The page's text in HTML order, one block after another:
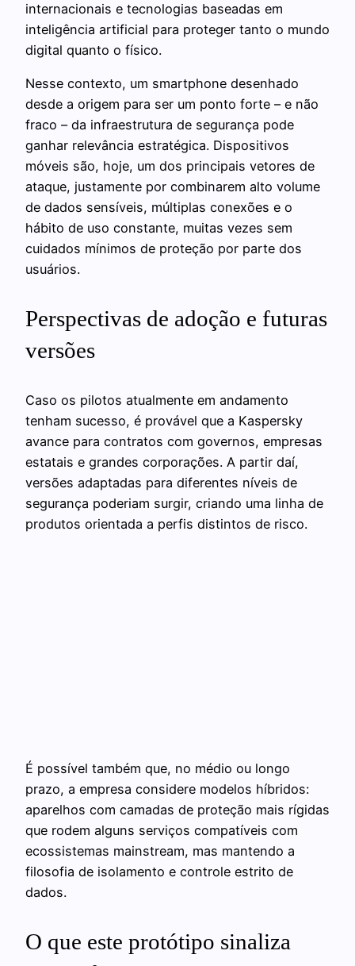
internacionais e tecnologias baseadas em
inteligência artificial para proteger tanto o mundo
digital quanto o físico.
Nesse contexto, um smartphone desenhado
desde a origem para ser um ponto forte – e não
fraco – da infraestrutura de segurança pode
ganhar relevância estratégica. Dispositivos
móveis são, hoje, um dos principais vetores de
ataque, justamente por combinarem alto volume
de dados sensíveis, múltiplas conexões e o
hábito de uso constante, muitas vezes sem
cuidados mínimos de proteção por parte dos
usuários.
Perspectivas de adoção e futuras
versões
Caso os pilotos atualmente em andamento
tenham sucesso, é provável que a Kaspersky
avance para contratos com governos, empresas
estatais e grandes corporações. A partir daí,
versões adaptadas para diferentes níveis de
segurança poderiam surgir, criando uma linha de
produtos orientada a perfis distintos de risco.
É possível também que, no médio ou longo
prazo, a empresa considere modelos híbridos:
aparelhos com camadas de proteção mais rígidas
que rodem alguns serviços compatíveis com
ecossistemas mainstream, mas mantendo a
filosofia de isolamento e controle estrito de
dados.
O que este protótipo sinaliza